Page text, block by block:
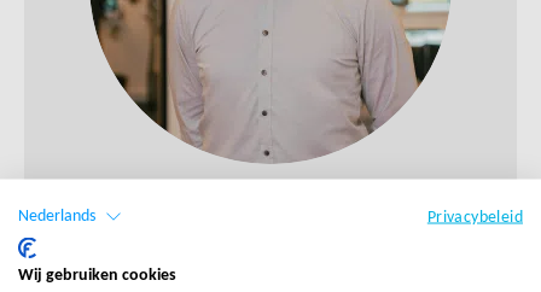
PLAN EEN MEETING
Nederlands Privacybeleid
Wij gebruiken cookies